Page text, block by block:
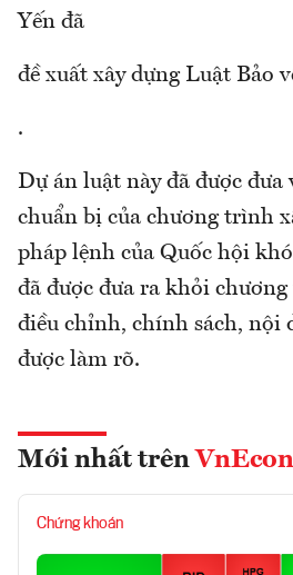
Yến đã
đề xuất xây dựng Luật Bảo
.
Dự án luật này đã được
chuẩn bị của chương trình
pháp lệnh của Quốc hội
đã được đưa ra khỏi
điều chỉnh, chính sách, nội
được làm rõ.
Mới nhất trên
Chứng khoán